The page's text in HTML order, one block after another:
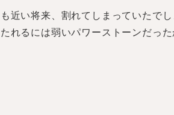
近い将来、割れてしまっていたで
れるには弱いパワーストーンだった